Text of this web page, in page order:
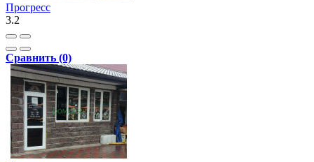
Прогресс
3.2
Сравнить (0)